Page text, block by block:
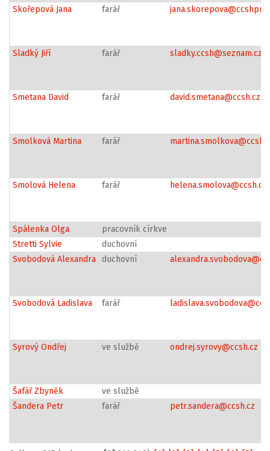
Skořepová Jana
farář
Sladký Jiří farář sladky.ccsh@seznam.cz
Smetana David farář david.smetana@ccsh.cz
Smolková Martina farář
Smolová Helena farář helena.smolova@ccsh.cz
Spálenka Olga
pracovník církve
Stretti Sylvie
duchovní
Svobodová Alexandra duchovní
Svobodová Ladislava farář
Syrový Ondřej ve službě ondrej.syrovy@ccsh.cz
Šafář Zbyněk
ve službě
Šandera Petr
farář petr.sandera@ccsh.cz